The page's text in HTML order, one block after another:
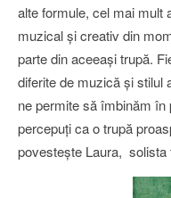
alte formule, cel mai mult
muzical şi creativ din
parte din aceeaşi trupă.
diferite de muzică şi stilul
ne permite să îmbinăm
percepuţi ca o trupă
povesteşte Laura, solista